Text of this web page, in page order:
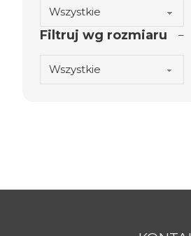
Filtruj wg rozmiaru